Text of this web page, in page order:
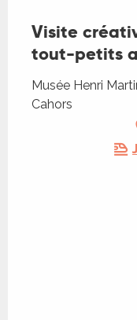
Visite
tout-petits
Musée Henri
Cahors